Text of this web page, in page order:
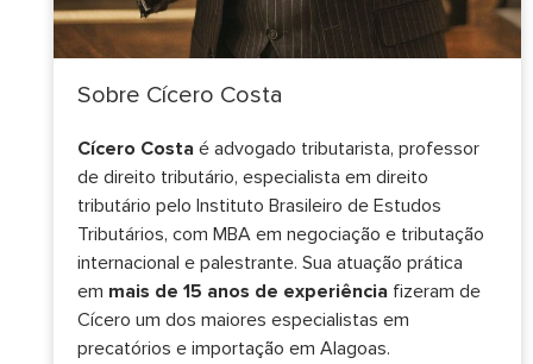
Sobre Cícero Costa
Cícero Costa é advogado tributarista, professor
de direito tributário, especialista em direito
tributário pelo Instituto Brasileiro de Estudos
Tributários, com MBA em negociação e tributação
internacional e palestrante. Sua atuação prática
em mais de 15 anos de experiência fizeram de
Cícero um dos maiores especialistas em
precatórios e importação em Alagoas.